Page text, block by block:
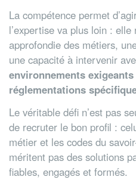
La compétence permet
l’expertise va plus loin :
approfondie des métiers,
une capacité à intervenir
environnements
réglementations
Le véritable défi n’est pas
de recruter le bon profil :
métier et les codes du
méritent pas des solutions
fiables, engagés et formés.